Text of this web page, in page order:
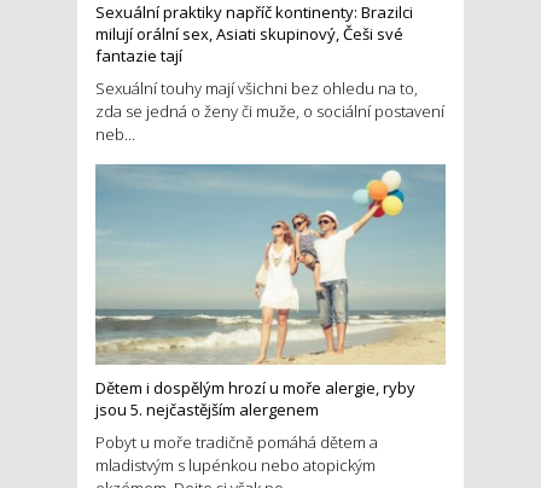
Sexuální praktiky napříč kontinenty: Brazilci
milují orální sex, Asiati skupinový, Češi své
fantazie tají
Sexuální touhy mají všichni bez ohledu na to,
zda se jedná o ženy či muže, o sociální postavení
neb...
Dětem i dospělým hrozí u moře alergie, ryby
jsou 5. nejčastějším alergenem
Pobyt u moře tradičně pomáhá dětem a
mladistvým s lupénkou nebo atopickým